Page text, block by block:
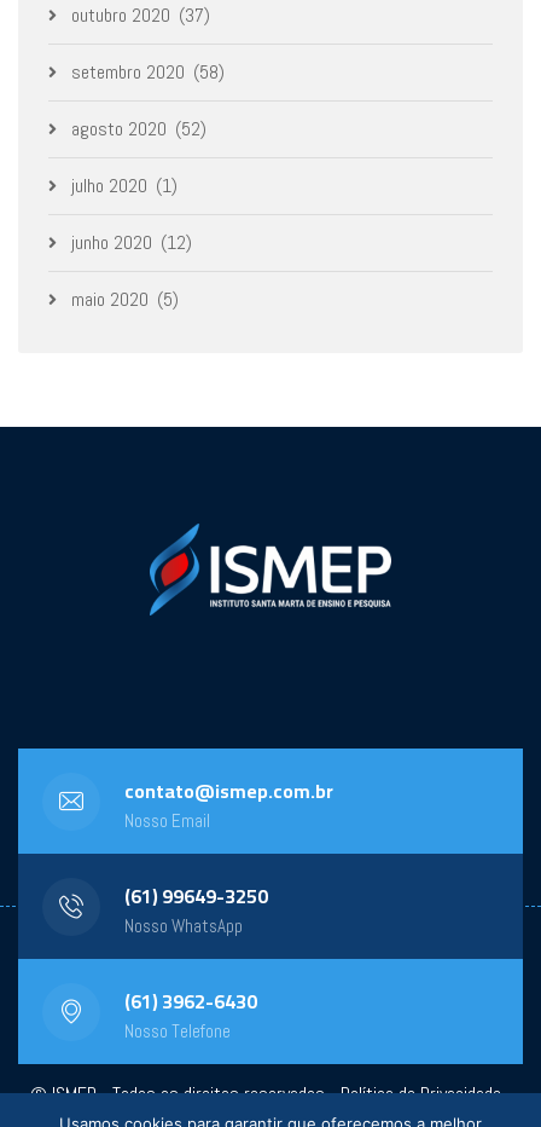
outubro 2020 (37)
setembro 2020 (58)
agosto 2020 (52)
julho 2020 (1)
junho 2020 (12)
maio 2020 (5)
contato@ismep.com.br
Nosso Email
(61) 99649-3250
Nosso WhatsApp
(61) 3962-6430
Nosso Telefone
© ISMEP - Todos os direitos reservados -Política de Privacidade-